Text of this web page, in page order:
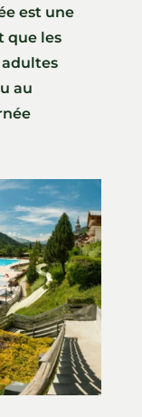
est une
que les
au